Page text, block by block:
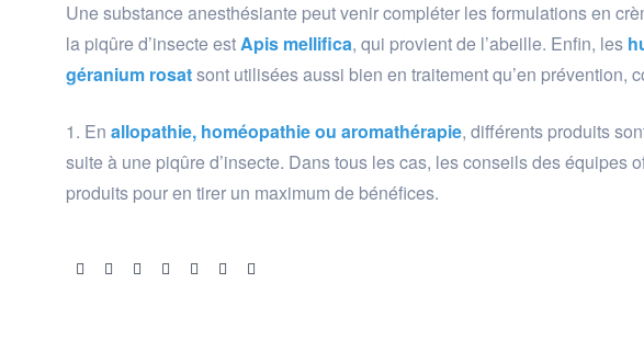
Une substance anesthésiante peut venir compléter les formulations en
la piqûre d’insecte estApis mellifica, qui provient de l’abeille. Enfin, les
géranium rosatsont utilisées aussi bien en traitement qu’en prévention,
En allopathie, homéopathie ou aromathérapie, différents produits
suite à une piqûre d’insecte. Dans tous les cas, les conseils des équipes
produits pour en tirer un maximum de bénéfices.
Share: